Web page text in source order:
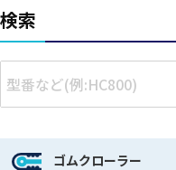
検索
ゴムクローラー